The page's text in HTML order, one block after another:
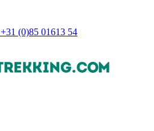
+31 (0)85 01613 54